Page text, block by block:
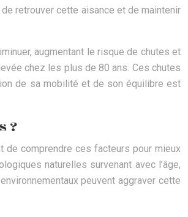
retrouver cette aisance et de maintenir
augmentant le risque de chutes et
chez les plus de 80 ans. Ces chutes
de sa mobilité et de son équilibre est
?
comprendre ces facteurs pour mieux
naturelles survenant avec l’âge,
peuvent aggraver cette